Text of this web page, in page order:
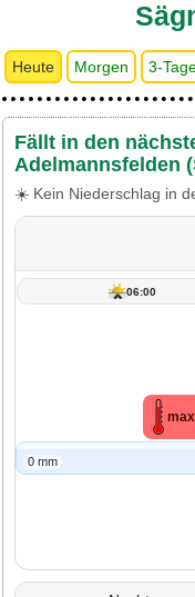
Heute Morgen 3-
Fällt in den
Adelmannsfelden
☀️ Kein Niederschlag in
06:00
max
0 mm